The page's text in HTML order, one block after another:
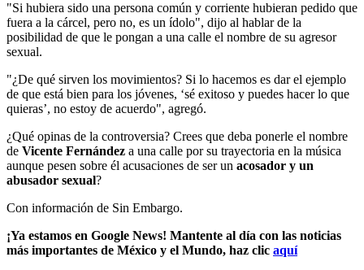
"Si hubiera sido una persona común y corriente hubieran pedido que
fuera a la cárcel, pero no, es un ídolo", dijo al hablar de la
posibilidad de que le pongan a una calle el nombre de su agresor
sexual.
"¿De qué sirven los movimientos? Si lo hacemos es dar el ejemplo
de que está bien para los jóvenes, ‘sé exitoso y puedes hacer lo que
quieras’, no estoy de acuerdo", agregó.
¿Qué opinas de la controversia? Crees que deba ponerle el nombre
de Vicente Fernández a una calle por su trayectoria en la música
aunque pesen sobre él acusaciones de ser un acosador y un
abusador sexual?
Con información de Sin Embargo.
¡Ya estamos en Google News! Mantente al día con las noticias
más importantes de México y el Mundo, haz clic aquí